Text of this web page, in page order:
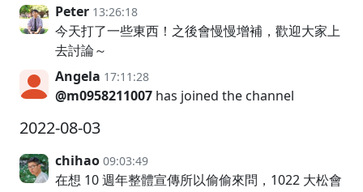
Peter 13:26:18
今天打了一些東西！之後會慢慢增補，歡迎大家上
去討論～
Angela 17:11:28
@m0958211007 has joined the channel
2022-08-03
chihao 09:03:49
在想 10 週年整體宣傳所以偷偷來問，1022 大松會